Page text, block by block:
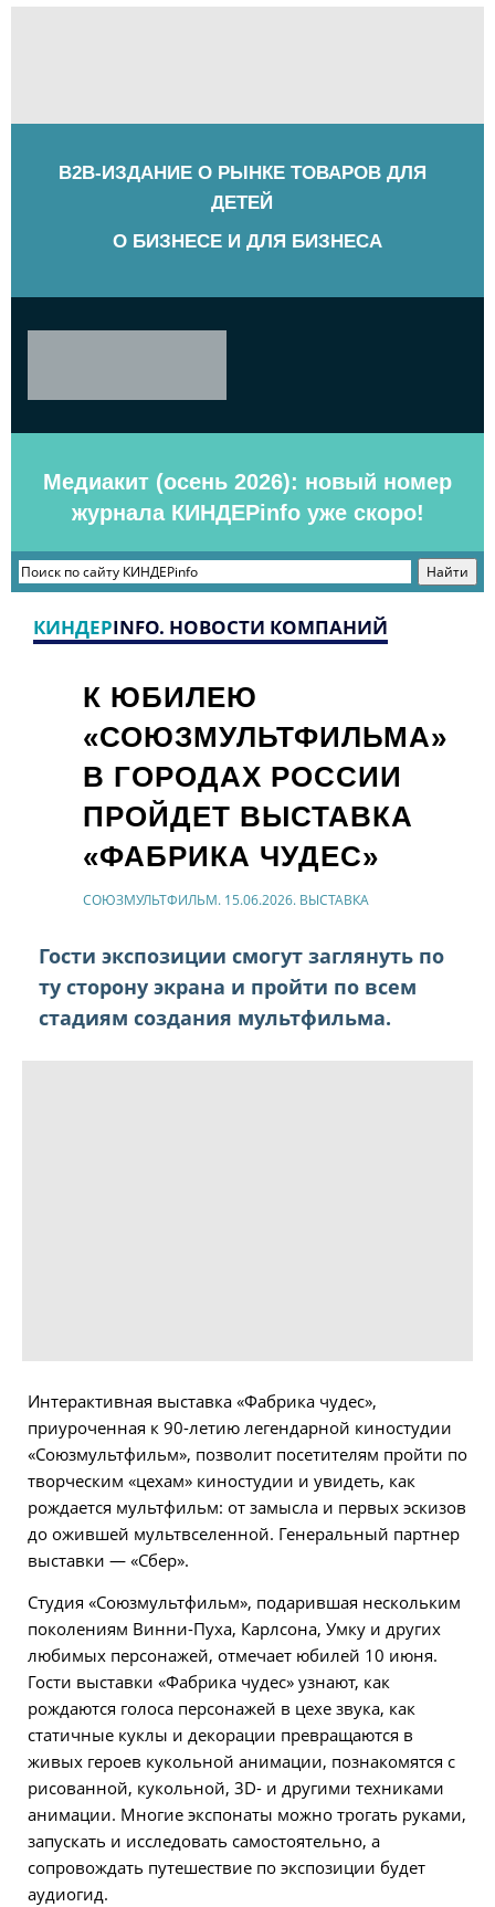
B2B-ИЗДАНИЕ О РЫНКЕ ТОВАРОВ ДЛЯ
ДЕТЕЙ
О БИЗНЕСЕ И ДЛЯ БИЗНЕСА
Медиакит (осень 2026): новый номер
журнала КИНДЕРinfo уже скоро!
КИНДЕРINFO. НОВОСТИ КОМПАНИЙ
К ЮБИЛЕЮ
«СОЮЗМУЛЬТФИЛЬМА»
В ГОРОДАХ РОССИИ
ПРОЙДЕТ ВЫСТАВКА
«ФАБРИКА ЧУДЕС»
СОЮЗМУЛЬТФИЛЬМ. 15.06.2026. ВЫСТАВКА
Гости экспозиции смогут заглянуть по
ту сторону экрана и пройти по всем
стадиям создания мультфильма.
Интерактивная выставка «Фабрика чудес»,
приуроченная к 90-летию легендарной киностудии
«Союзмультфильм», позволит посетителям пройти по
творческим «цехам» киностудии и увидеть, как
рождается мультфильм: от замысла и первых эскизов
до ожившей мультвселенной. Генеральный партнер
выставки — «Сбер».
Студия «Союзмультфильм», подарившая нескольким
поколениям Винни-Пуха, Карлсона, Умку и других
любимых персонажей, отмечает юбилей 10 июня.
Гости выставки «Фабрика чудес» узнают, как
рождаются голоса персонажей в цехе звука, как
статичные куклы и декорации превращаются в
живых героев кукольной анимации, познакомятся с
рисованной, кукольной, 3D- и другими техниками
анимации. Многие экспонаты можно трогать руками,
запускать и исследовать самостоятельно, а
сопровождать путешествие по экспозиции будет
аудиогид.